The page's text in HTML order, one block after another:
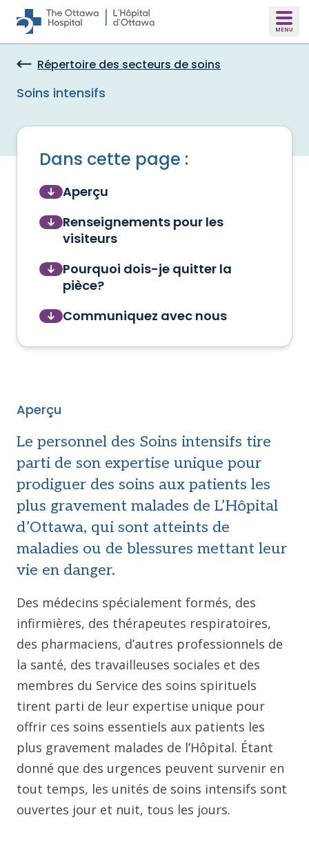
Skip to main content
Répertoire des secteurs de soins
Soins intensifs
Dans cette page :
Aperçu
Renseignements pour les
visiteurs
Pourquoi dois-je quitter la
pièce?
Communiquez avec nous
Aperçu
Le personnel des Soins intensifs tire
parti de son expertise unique pour
prodiguer des soins aux patients les
plus gravement malades de L’Hôpital
d’Ottawa, qui sont atteints de
maladies ou de blessures mettant leur
vie en danger.
Des médecins spécialement formés, des
infirmières, des thérapeutes respiratoires,
des pharmaciens, d’autres professionnels de
la santé, des travailleuses sociales et des
membres du Service des soins spirituels
tirent parti de leur expertise unique pour
offrir ces soins essentiels aux patients les
plus gravement malades de l’Hôpital. Étant
donné que des urgences peuvent survenir en
tout temps, les unités de soins intensifs sont
ouvertes jour et nuit, tous les jours.